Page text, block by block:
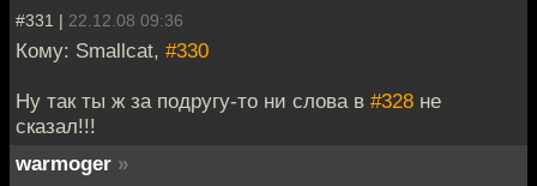
#331 | 22.12.08 09:36
Кому: Smallcat, #330
Ну так ты ж за подругу-то ни слова в #328 не
сказал!!!
warmoger »